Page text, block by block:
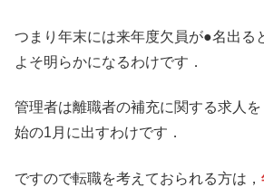
つまり年末には来年度欠員が●名出る
よそ明らかになるわけです．
管理者は離職者の補充に関する求人
始の1月に出すわけです．
ですので転職を考えておられる方は，